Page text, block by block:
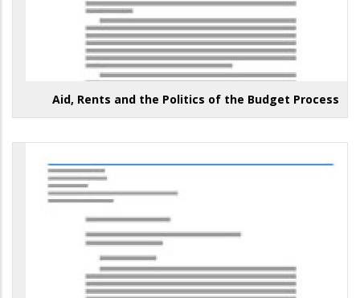
Aid, Rents and the Politics of the Budget Process